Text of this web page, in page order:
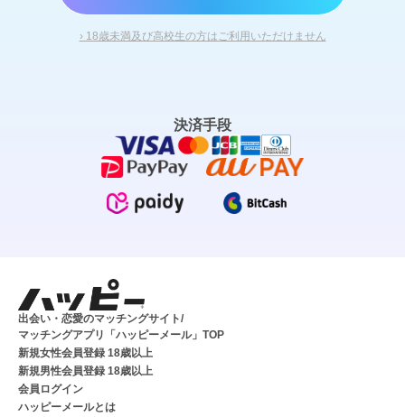
› 18歳未満及び高校生の方はご利用いただけません
決済手段
出会い・恋愛のマッチングサイト/
マッチングアプリ「ハッピーメール」TOP
新規女性会員登録 18歳以上
新規男性会員登録 18歳以上
会員ログイン
ハッピーメールとは